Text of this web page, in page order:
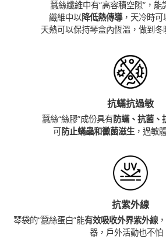
蠶絲纖維中有“高容積空隙”，能
纖維中以降低熱傳導，天冷時可
天熱可以保持琴盒內恆溫，做到冬
抗蟎抗過敏
蠶絲“絲膠”成份具有防蟎、抗菌、
可防止蟎蟲和黴菌滋生，過敏
抗紫外線
琴袋的“蠶絲蛋白”能有效吸收外界紫外線
器，戶外活動也不怕